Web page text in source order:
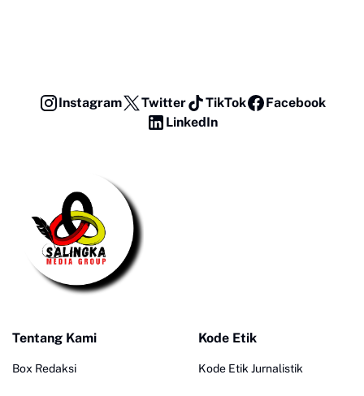
Instagram Twitter TikTok
Facebook
LinkedIn
Tentang Kami
Box Redaksi
Kode Etik
Kode Etik Jurnalistik